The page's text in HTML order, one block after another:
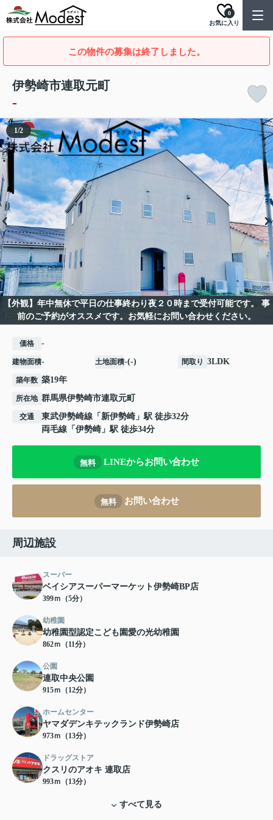
お気に入り
0
この物件の募集は終了しました。
伊勢崎市連取元町
-
【外観】年中無休で平日の仕事終わり夜２０時まで受付可能です。 事
前のご予約がオススメです。お気軽にお問い合わせください。
1/2
価格 -
建物面積- 土地面積-(-) 間取り 3LDK
築年数 築19年
所在地 群馬県伊勢崎市連取元町
交通 東武伊勢崎線 「 新伊勢崎 」駅 徒歩32分
両毛線 「 伊勢崎 」駅 徒歩34分
無料 LINEからお問い合わせ
無料 お問い合わせ
周辺施設
スーパー
ベイシアスーパーマーケット伊勢崎BP店
399ｍ（5分）
幼稚園
幼稚園型認定こども園愛の光幼稚園
862ｍ（11分）
公園
連取中央公園
915ｍ（12分）
ホームセンター
ヤマダデンキテックランド伊勢崎店
973ｍ（13分）
ドラッグストア
クスリのアオキ 連取店
993ｍ（13分）
すべて見る